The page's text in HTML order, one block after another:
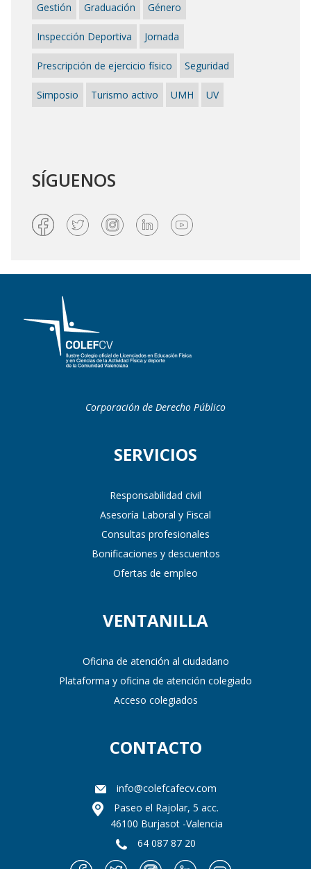
Gestión Graduación Género
Inspección Deportiva Jornada
Prescripción de ejercicio físico Seguridad
Simposio Turismo activo UMH UV
SÍGUENOS
Corporación de Derecho Público
SERVICIOS
Responsabilidad civil
Asesoría Laboral y Fiscal
Consultas profesionales
Bonificaciones y descuentos
Ofertas de empleo
VENTANILLA
Oficina de atención al ciudadano
Plataforma y oficina de atención colegiado
Acceso colegiados
CONTACTO
info@colefcafecv.com
Paseo el Rajolar, 5 acc.
46100 Burjasot -Valencia
64 087 87 20